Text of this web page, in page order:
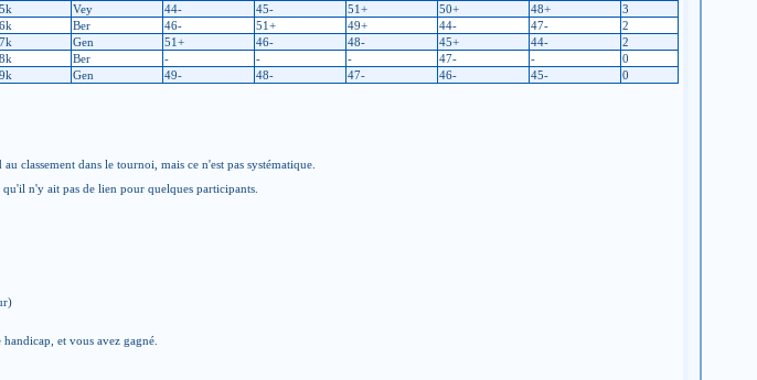
Vey 44- 45- 51+ 50+ 48+
3
Ber 46- 51+ 49+ 44- 47-
2
Gen 51+ 46- 48- 45+ 44-
2
Ber - - - 47- -
0
Gen 49- 48- 47- 46- 45-
0
classement dans le tournoi, mais ce n'est pas systématique.
n'y ait pas de lien pour quelques participants.
et vous avez gagné.